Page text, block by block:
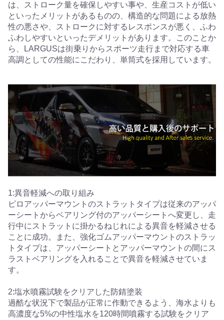
は、ストローク量を確保しやすい事や、生産コストが低い
といったメリットがあるものの、構造的な問題による放熱
性の悪さや、ストロークに対するレスポンスが悪く、ふわ
ふわしやすいといったデメリットがあります。このことか
ら、LARGUSは街乗りからスポーツ走行まで対応する車
高調としての性能にこだわり、単筒式を採用しています。
1:異音軽減への取り組み
ピロアッパーマウントのストラットタイプは従来のアッパ
ーシートからベアリング付のアッパーシートへ変更し、走
行中にストラットに掛かるねじれによる異音を軽減させる
ことに成功。また、強化ゴムアッパーマウントのストラッ
トタイプは、アッパーシートとアッパーマウントの間にス
ラストベアリングを入れることで異音を軽減させていま
す。
2:塩水噴霧試験をクリアした防錆塗装
過酷な状況下で製品が正常に作動できるよう、海水よりも
高濃度な5%の中性塩水を120時間噴霧する試験をクリア